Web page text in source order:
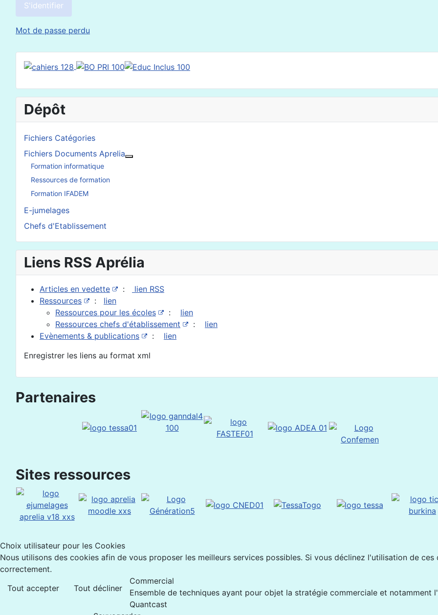
S'identifier
Mot de passe perdu
Dépôt
Fichiers Catégories
Fichiers Documents Aprelia
Formation informatique
Ressources de formation
Formation IFADEM
E-jumelages
Chefs d'Etablissement
Liens RSS Aprélia
Articles en vedette :
lien RSS
Ressources
: lien
Ressources pour les écoles
: lien
Ressources chefs d'établissement
: lien
Evènements & publications
: lien
Enregistrer les liens au format xml
Partenaires
Sites ressources
Choix utilisateur pour les Cookies
Nous utilisons des cookies afin de vous proposer les meilleurs services possibles. Si vous déclinez l'utilisation de
correctement.
Tout accepter
Tout décliner
Commercial
Ensemble de techniques ayant pour objet la stratégie commerciale et notamment
Quantcast